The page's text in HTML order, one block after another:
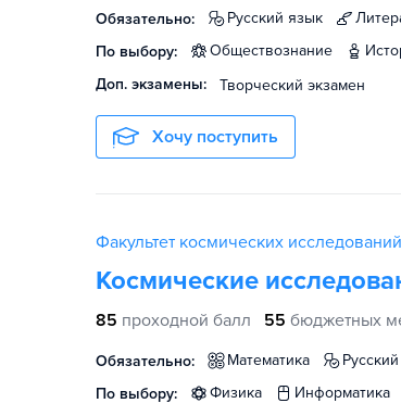
Обязательно: русский язык
По выбору:
обществознание
Доп. экзамены:
Творческий экзамен
Хочу поступить
Факультет космических
Космические
85 проходной балл 55 бюджетных
Обязательно: математика
По выбору:
физика
информатика